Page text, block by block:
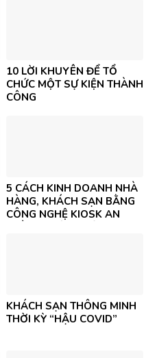
10 LỜI KHUYÊN ĐỂ TỔ
CHỨC MỘT SỰ KIỆN THÀNH
CÔNG
5 CÁCH KINH DOANH NHÀ
HÀNG, KHÁCH SẠN BẰNG
CÔNG NGHỆ KIOSK AN
KHÁCH SẠN THÔNG MINH
THỜI KỲ “HẬU COVID”